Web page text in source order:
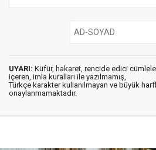
UYARI: Küfür, hakaret, rencide edici
içeren, imla kuralları ile yazılmamış,
Türkçe karakter kullanılmayan ve büyük
onaylanmamaktadır.